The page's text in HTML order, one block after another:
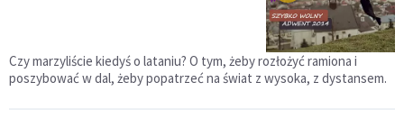
Czy marzyliście kiedyś o lataniu? O tym, żeby rozłożyć ramiona i
poszybować w dal, żeby popatrzeć na świat z wysoka, z dystansem.